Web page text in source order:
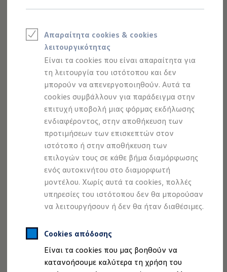
Απαραίτητα cookies & cookies
λειτουργικότητας
Είναι τα cookies που είναι απαραίτητα για
τη λειτουργία του ιστότοπου και δεν
μπορούν να απενεργοποιηθούν. Αυτά τα
cookies συμβάλλουν για παράδειγμα στην
επιτυχή υποβολή μιας φόρμας εκδήλωσης
ενδιαφέροντος, στην αποθήκευση των
προτιμήσεων των επισκεπτών στον
ιστότοπο ή στην αποθήκευση των
επιλογών τους σε κάθε βήμα διαμόρφωσης
ενός αυτοκινήτου στο διαμορφωτή
μοντέλου. Χωρίς αυτά τα cookies, πολλές
υπηρεσίες του ιστότοπου δεν θα μπορούσαν
να λειτουργήσουν ή δεν θα ήταν διαθέσιμες.
Cookies απόδοσης
Είναι τα cookies που μας βοηθούν να
κατανοήσουμε καλύτερα τη χρήση του
Golf GTE
Νέο Tayron ehybrid
e-Tools για ηλεκτρικά αυτοκίνητα
Προσομοιωτής αυτονομίας
Προσομοιωτής χρόνου φόρτισης
Προσομοιωτής κόστους φόρτισης
ID. Ενημερώσεις λογισμικού
We Charge - Υπηρεσία Φόρτισης
Εύρεση δημόσιων σημείων φόρτισης
ID. Charger
Ενημέρωση ID.
Πλατφόρμα MEB
Μύθοι & Αλήθειες για την ηλεκτροκίνηση
Πού μπορώ να φορτίσω;
Πόσο μακριά μπορώ να φτάσω;
Πώς μπορώ να πληρώσω;
Πώς μπορώ να φορτίσω;
Η αντλία θερμότητας στα ID.
Η λειτουργία ανάκτησης ενέργειας κατά την
Το σύστημα πέδησης στα ID.
Διαθέσιμα νέα και μεταχειρισμένα αυτοκίνητα
Διαθέσιμα νέα αυτοκίνητα
Χρηματοδότηση και Leasing
Volkswagen Easy Living
Χρηματοδότηση Auto Credit
Χρηματοδότηση Classic Credit
Καινοτόμες Τεχνολογίες
νέο φωνητικό βοηθό "IDA ", μπορείτε να
χειρίζεστε εύκολα το σύστημα Infotainment.
παράδειγμα, μπορείτε να επιλέγετε το σωστό σταθμό, την
κατάλληλη καταχώρηση στο βιβλίο διευθύνσεων ή έναν
αριθμό τηλεφώνου.
Ξεκινήστε τη λειτουργία με"Γεια σου IDA"και μετατρέψτε
το όχημα σε έναν έξυπνο συνομιλητή. Ο φωνητικός
βοηθός κατανοεί, επίσης, καθημερινές εκφράσεις, όπως
Αθήνα;». Επιπλέον, χάρη στα
αναγνωρίζει αν μιλάει ο οδηγός ή ο συνοδηγός, π.χ. για
να παρέχει τον κλιματισμό στο όχημα στοχευμένα προς